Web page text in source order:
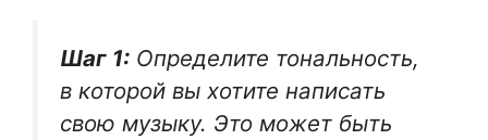
Шаг 1: Определите тональность,
в которой вы хотите написать
свою музыку. Это может быть